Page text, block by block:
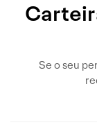
Se o seu